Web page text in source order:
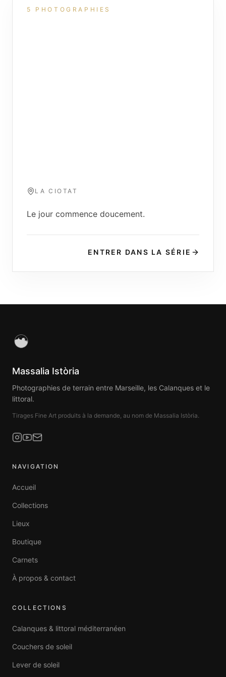
5 PHOTOGRAPHIES
LA CIOTAT
Le jour commence doucement.
ENTRER DANS LA SÉRIE
Massalia Istòria
Photographies de terrain entre Marseille, les Calanques et le
littoral.
Tirages Fine Art produits à la demande, au nom de Massalia Istòria.
NAVIGATION
Accueil
Collections
Lieux
Boutique
Carnets
À propos & contact
COLLECTIONS
Calanques & littoral méditerranéen
Couchers de soleil
Lever de soleil